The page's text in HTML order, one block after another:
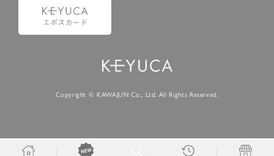
Copyright © KAWAJUN Co., Ltd. All Rights Reserved.